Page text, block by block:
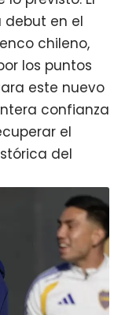
en el
chileno,
los puntos
este nuevo
confianza
el
del